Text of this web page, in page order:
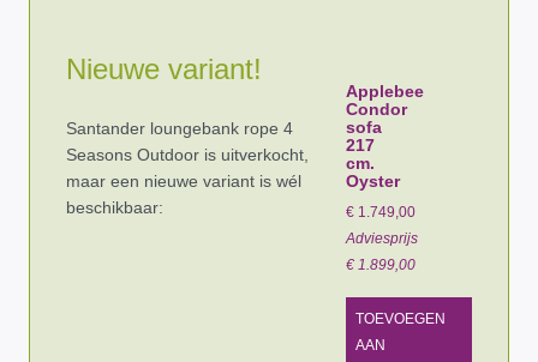
Nieuwe variant!
Santander loungebank rope 4
Seasons Outdoor is uitverkocht,
maar een nieuwe variant is wél
beschikbaar:
Applebee
Condor
sofa
217
cm.
Oyster
€ 1.749,00
Adviesprijs
€ 1.899,00
TOEVOEGEN
AAN